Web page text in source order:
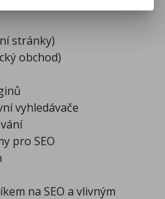
stránky)
obchod)
vyhledávače
pro SEO
na SEO a vlivným